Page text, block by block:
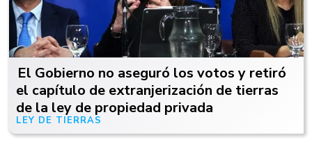
El Gobierno no aseguró los votos y retiró
el capítulo de extranjerización de tierras
de la ley de propiedad privada
LEY DE TIERRAS